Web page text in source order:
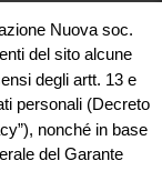
qualità del mare
l’ultimo saluto
veri
Nuova soc.
del sito alcune
degli artt. 13 e
personali (Decreto
nonché in base
del Garante